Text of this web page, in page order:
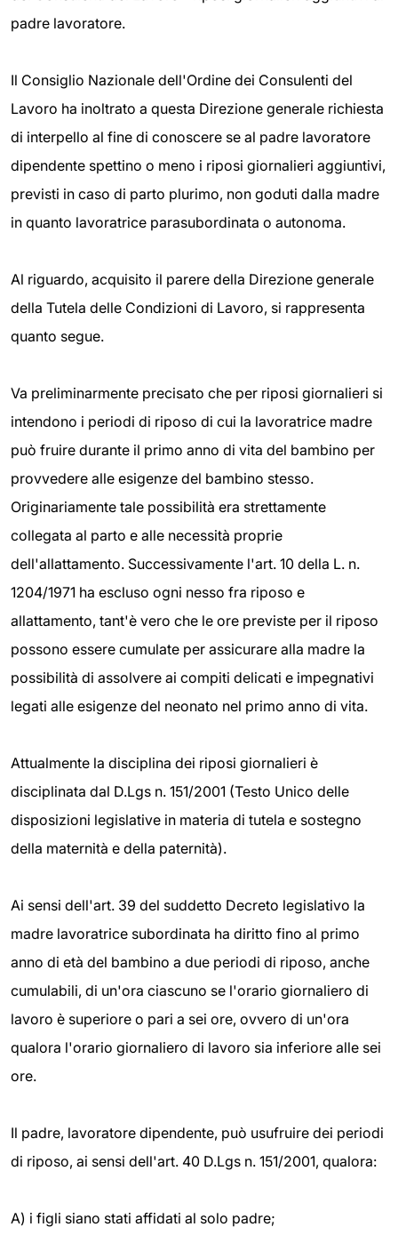
padre lavoratore.
Il Consiglio Nazionale dell'Ordine dei Consulenti del
Lavoro ha inoltrato a questa Direzione generale richiesta
di interpello al fine di conoscere se al padre lavoratore
dipendente spettino o meno i riposi giornalieri aggiuntivi,
previsti in caso di parto plurimo, non goduti dalla madre
in quanto lavoratrice parasubordinata o autonoma.
Al riguardo, acquisito il parere della Direzione generale
della Tutela delle Condizioni di Lavoro, si rappresenta
quanto segue.
Va preliminarmente precisato che per riposi giornalieri si
intendono i periodi di riposo di cui la lavoratrice madre
può fruire durante il primo anno di vita del bambino per
provvedere alle esigenze del bambino stesso.
Originariamente tale possibilità era strettamente
collegata al parto e alle necessità proprie
dell'allattamento. Successivamente l'art. 10 della L. n.
1204/1971 ha escluso ogni nesso fra riposo e
allattamento, tant'è vero che le ore previste per il riposo
possono essere cumulate per assicurare alla madre la
possibilità di assolvere ai compiti delicati e impegnativi
legati alle esigenze del neonato nel primo anno di vita.
Attualmente la disciplina dei riposi giornalieri è
disciplinata dal D.Lgs n. 151/2001 (Testo Unico delle
disposizioni legislative in materia di tutela e sostegno
della maternità e della paternità).
Ai sensi dell'art. 39 del suddetto Decreto legislativo la
madre lavoratrice subordinata ha diritto fino al primo
anno di età del bambino a due periodi di riposo, anche
cumulabili, di un'ora ciascuno se l'orario giornaliero di
lavoro è superiore o pari a sei ore, ovvero di un'ora
qualora l'orario giornaliero di lavoro sia inferiore alle sei
ore.
Il padre, lavoratore dipendente, può usufruire dei periodi
di riposo, ai sensi dell'art. 40 D.Lgs n. 151/2001, qualora:
A) i figli siano stati affidati al solo padre;